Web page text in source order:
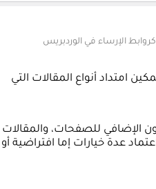
كروابط الإرساء في الوردبريس
امتداد أنواع المقالات التي
الإضافي للصفحات، والمقالات
عدة خيارات إما افتراضية أو